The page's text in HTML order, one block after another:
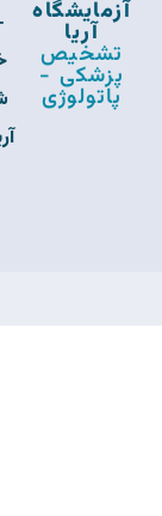
آزمایشگاه
آریا
تشخیص
پزشکی -
پاتولوژی